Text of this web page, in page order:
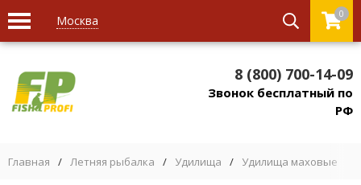
Москва 0
8 (800) 700-14-09
Звонок бесплатный по
РФ
Главная / Летняя рыбалка / Удилища / Удилища маховые